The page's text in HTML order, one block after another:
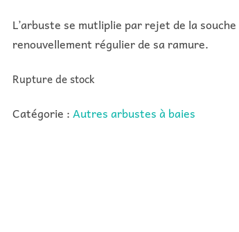
L’arbuste se mutliplie par rejet de la
renouvellement régulier de sa ramure.
Rupture de stock
Catégorie :Autres arbustes à baies